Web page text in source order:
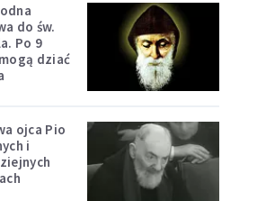
do św.
Po 9
dziać
ojca Pio
i